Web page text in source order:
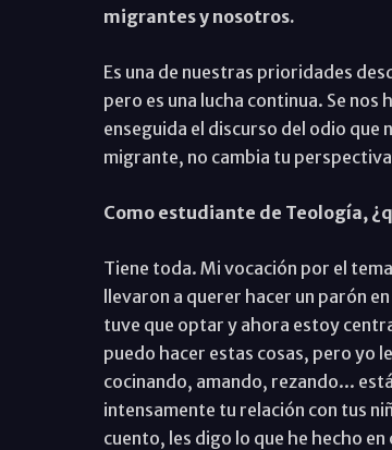
migrantes y nosotros.
Es una de nuestras prioridades
pero es una lucha continua. Se
enseguida el discurso del odio que
migrante, no cambia tu
Como estudiante de Teología,
Tiene toda. Mi vocación por el
llevaron a querer hacer un parón
tuve que optar y ahora estoy
puedo hacer estas cosas, pero yo
cocinando, amando, rezando...
intensamente tu relación con tus
cuento, les digo lo que he hecho